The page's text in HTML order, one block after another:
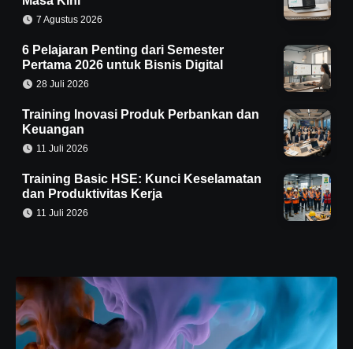
7 Agustus 2026
6 Pelajaran Penting dari Semester
Pertama 2026 untuk Bisnis Digital
28 Juli 2026
Training Inovasi Produk Perbankan dan
Keuangan
11 Juli 2026
Training Basic HSE: Kunci Keselamatan
dan Produktivitas Kerja
11 Juli 2026